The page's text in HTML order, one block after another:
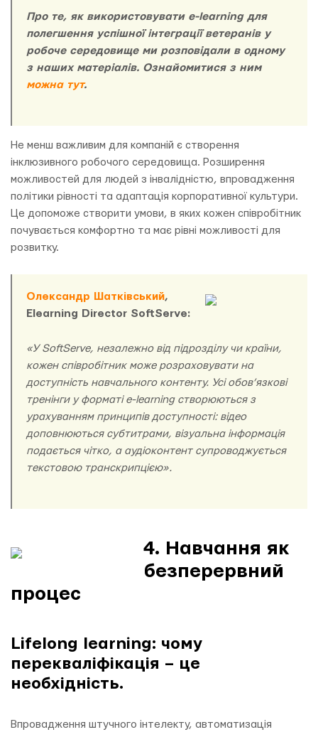
Про те, як використовувати e-learning для
полегшення успішної інтеграції ветеранів у
робоче середовище ми розповідали в одному
з наших матеріалів. Ознайомитися з ним
можна тут.
Не менш важливим для компаній є створення
інклюзивного робочого середовища. Розширення
можливостей для людей з інвалідністю, впровадження
політики рівності та адаптація корпоративної культури.
Це допоможе створити умови, в яких кожен співробітник
почувається комфортно та має рівні можливості для
розвитку.
Олександр Шатківський,
Elearning Director SoftServe:
«У SoftServe, незалежно від підрозділу чи країни,
кожен співробітник може розраховувати на
доступність навчального контенту. Усі обов’язкові
тренінги у форматі e-learning створюються з
урахуванням принципів доступності: відео
доповнюються субтитрами, візуальна інформація
подається чітко, а аудіоконтент супроводжується
текстовою транскрипцією».
4. Навчання як
безперервний
процес
Lifelong learning: чому
перекваліфікація – це
необхідність.
Впровадження штучного інтелекту, автоматизація